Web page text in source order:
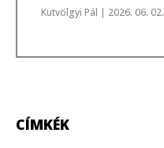
Kutvölgyi Pál | 2026. 06. 02.
CÍMKÉK